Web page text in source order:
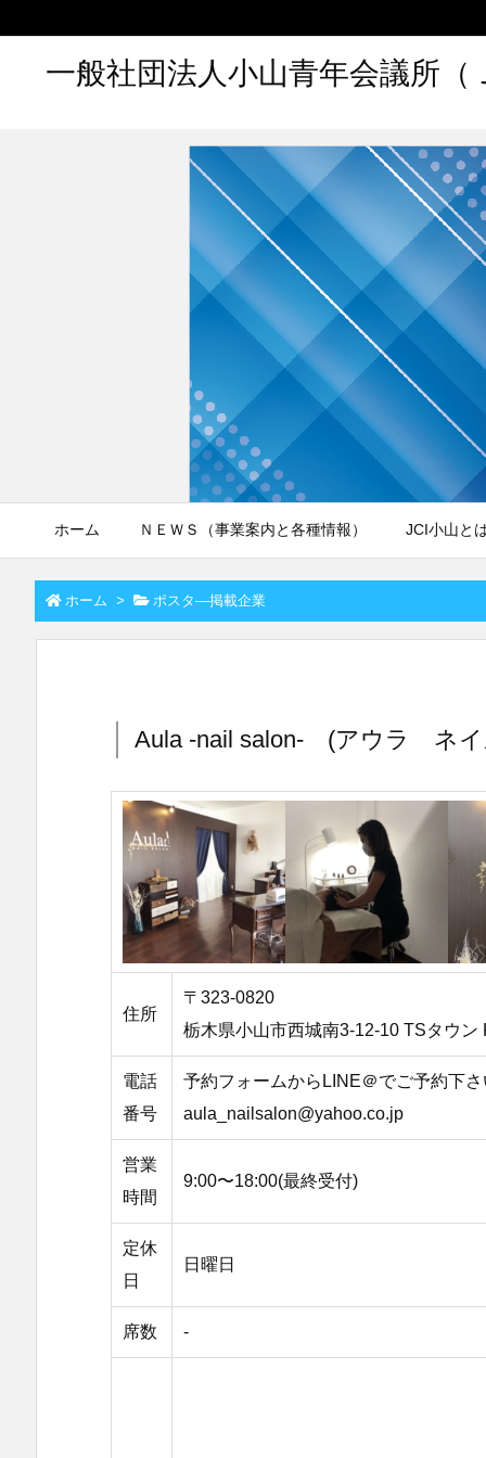
一般社団法人小山青年会議所（
ホーム ＮＥＷＳ（事業案内と各種情報） JCI小山と
ホーム > ポスタ―掲載企業
Aula -nail salon- (アウラ ネイ
住所
〒323-0820
栃木県小山市西城南3-12-10 TSタウン
電話
番号
予約フォームからLINE＠でご予約下
aula_nailsalon@yahoo.co.jp
営業
時間
9:00〜18:00(最終受付)
定休
日
日曜日
席数 -